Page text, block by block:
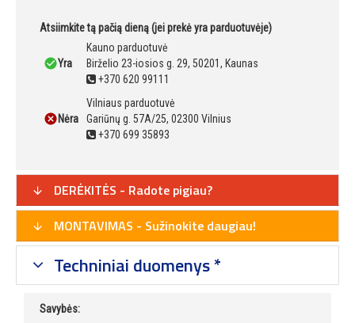
Atsiimkite tą pačią dieną (jei prekė yra parduotuvėje)
Yra
Kauno parduotuvė
Birželio 23-iosios g. 29, 50201, Kaunas
+370 620 99111
Nėra
Vilniaus parduotuvė
Gariūnų g. 57A/25, 02300 Vilnius
+370 699 35893
DERĖKITĖS - Radote pigiau?
MONTAVIMAS - Sužinokite daugiau!
Techniniai duomenys *
Savybės: